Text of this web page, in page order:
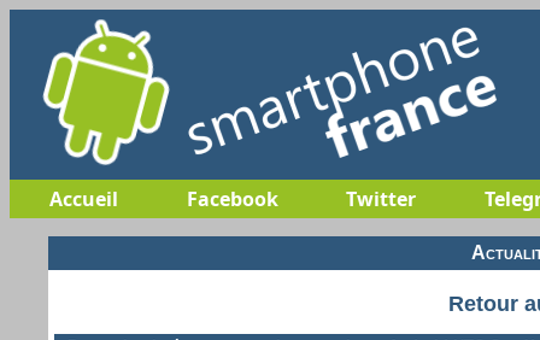
Accueil Facebook Twitter
Retour